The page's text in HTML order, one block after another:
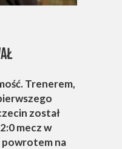
Trenerem,
został
mecz w
powrotem na